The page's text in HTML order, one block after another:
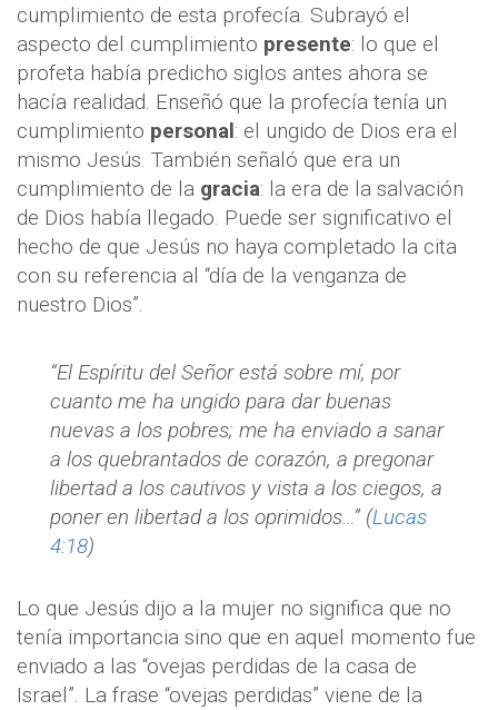
cumplimiento de esta profecía. Subrayó el
aspecto del cumplimiento presente: lo que el
profeta había predicho siglos antes ahora se
hacía realidad. Enseñó que la profecía tenía un
cumplimiento personal: el ungido de Dios era el
mismo Jesús. También señaló que era un
cumplimiento de la gracia: la era de la salvación
de Dios había llegado. Puede ser significativo el
hecho de que Jesús no haya completado la cita
con su referencia al “día de la venganza de
nuestro Dios”.
“El Espíritu del Señor está sobre mí, por
cuanto me ha ungido para dar buenas
nuevas a los pobres; me ha enviado a sanar
a los quebrantados de corazón, a pregonar
libertad a los cautivos y vista a los ciegos, a
poner en libertad a los oprimidos…” (Lucas
4:18)
Lo que Jesús dijo a la mujer no significa que no
tenía importancia sino que en aquel momento fue
enviado a las “ovejas perdidas de la casa de
Israel”. La frase “ovejas perdidas” viene de la